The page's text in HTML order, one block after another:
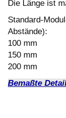
Die Länge ist
Standard-
Abstände):
100 mm
150 mm
200 mm
Bemaßte